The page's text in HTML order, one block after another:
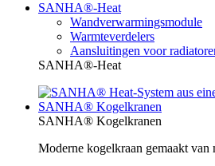
SANHA®-Heat
Wandverwarmingsmodule
Warmteverdelers
Aansluitingen voor
SANHA®-Heat
SANHA® Kogelkranen
SANHA® Kogelkranen
Moderne kogelkraan gemaakt